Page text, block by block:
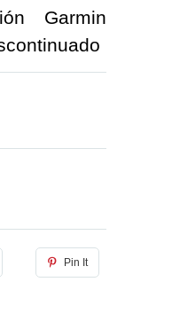
Garmin
Pin It